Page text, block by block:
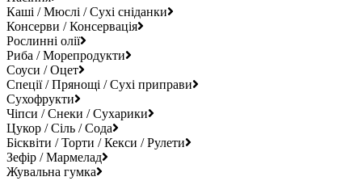
Каші / Мюслі / Сухі сніданки
Консерви / Консервація
Рослинні олії
Риба / Морепродукти
Соуси / Оцет
Спеції / Прянощі / Сухі приправи
Сухофрукти
Чіпси / Снеки / Сухарики
Цукор / Сіль / Сода
Бісквіти / Торти / Кекси / Рулети
Зефір / Мармелад
Жувальна гумка